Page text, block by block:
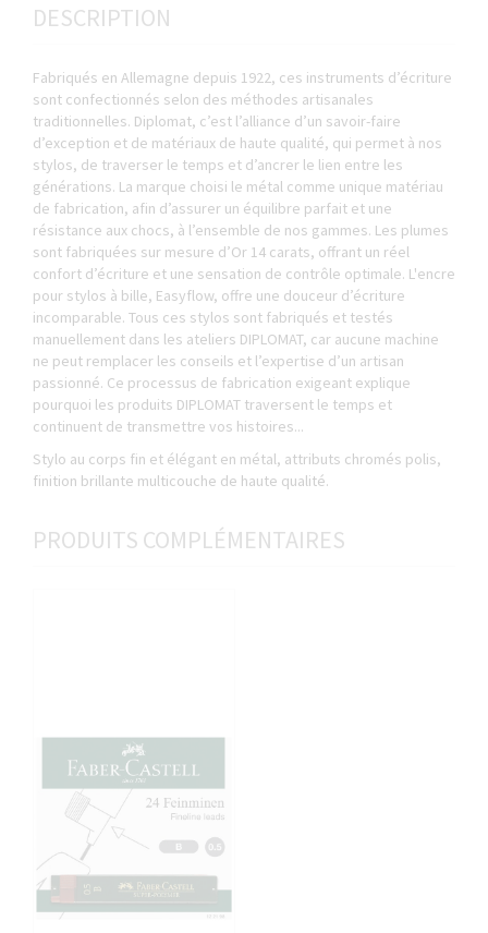
DESCRIPTION
Fabriqués en Allemagne depuis 1922, ces instruments d’écriture
sont confectionnés selon des méthodes artisanales
traditionnelles. Diplomat, c’est l’alliance d’un savoir-faire
d’exception et de matériaux de haute qualité, qui permet à nos
stylos, de traverser le temps et d’ancrer le lien entre les
générations. La marque choisi le métal comme unique matériau
de fabrication, afin d’assurer un équilibre parfait et une
résistance aux chocs, à l’ensemble de nos gammes. Les plumes
sont fabriquées sur mesure d’Or 14 carats, offrant un réel
confort d’écriture et une sensation de contrôle optimale. L'encre
pour stylos à bille, Easyflow, offre une douceur d’écriture
incomparable. Tous ces stylos sont fabriqués et testés
manuellement dans les ateliers DIPLOMAT, car aucune machine
ne peut remplacer les conseils et l’expertise d’un artisan
passionné. Ce processus de fabrication exigeant explique
pourquoi les produits DIPLOMAT traversent le temps et
continuent de transmettre vos histoires...
Stylo au corps fin et élégant en métal, attributs chromés polis,
finition brillante multicouche de haute qualité.
PRODUITS COMPLÉMENTAIRES